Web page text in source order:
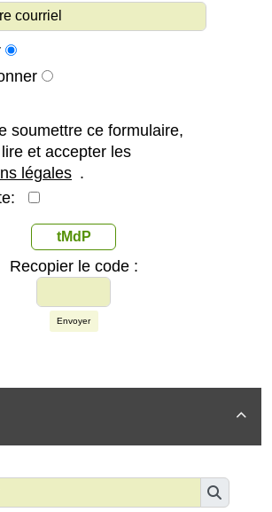
soumettre ce formulaire,
et accepter les
légales .
tMdP
Recopier le code :
Envoyer
